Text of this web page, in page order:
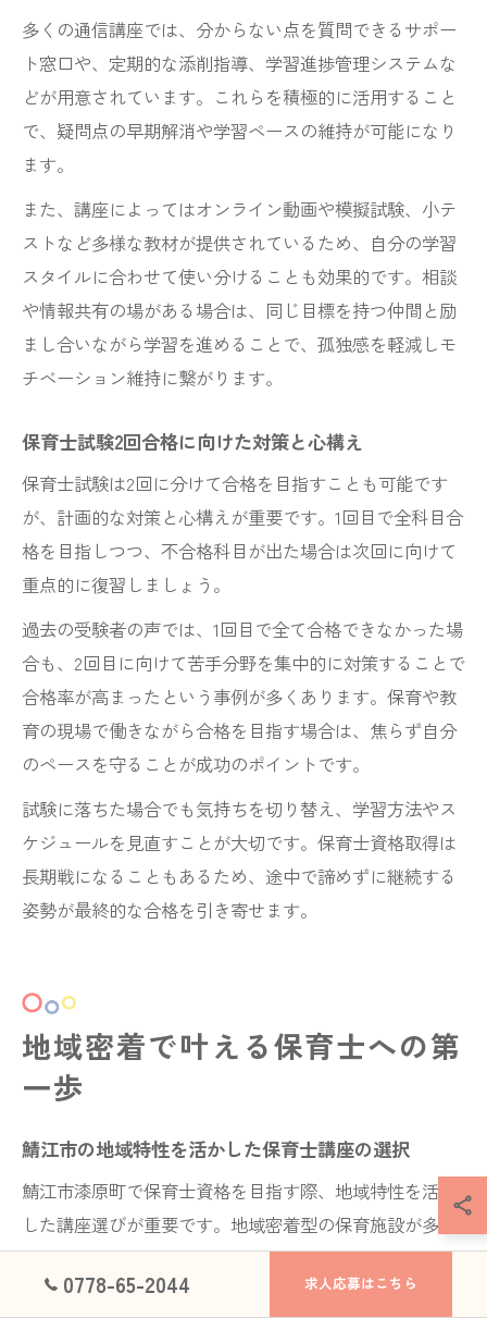
多くの通信講座では、分からない点を質問できるサポー
ト窓口や、定期的な添削指導、学習進捗管理システムな
どが用意されています。これらを積極的に活用すること
で、疑問点の早期解消や学習ペースの維持が可能になり
ます。
また、講座によってはオンライン動画や模擬試験、小テ
ストなど多様な教材が提供されているため、自分の学習
スタイルに合わせて使い分けることも効果的です。相談
や情報共有の場がある場合は、同じ目標を持つ仲間と励
まし合いながら学習を進めることで、孤独感を軽減しモ
チベーション維持に繋がります。
保育士試験2回合格に向けた対策と心構え
保育士試験は2回に分けて合格を目指すことも可能です
が、計画的な対策と心構えが重要です。1回目で全科目合
格を目指しつつ、不合格科目が出た場合は次回に向けて
重点的に復習しましょう。
過去の受験者の声では、1回目で全て合格できなかった場
合も、2回目に向けて苦手分野を集中的に対策することで
合格率が高まったという事例が多くあります。保育や教
育の現場で働きながら合格を目指す場合は、焦らず自分
のペースを守ることが成功のポイントです。
試験に落ちた場合でも気持ちを切り替え、学習方法やス
ケジュールを見直すことが大切です。保育士資格取得は
長期戦になることもあるため、途中で諦めずに継続する
姿勢が最終的な合格を引き寄せます。
地域密着で叶える保育士への第
一歩
鯖江市の地域特性を活かした保育士講座の選択
鯖江市漆原町で保育士資格を目指す際、地域特性を活か
した講座選びが重要です。地域密着型の保育施設が多い
鯖江市では、自然や伝統文化を取り入れた保育実践が求
められるため、講座もこれらに対応した内容を持つもの
0778-65-2044 求人応募はこちら